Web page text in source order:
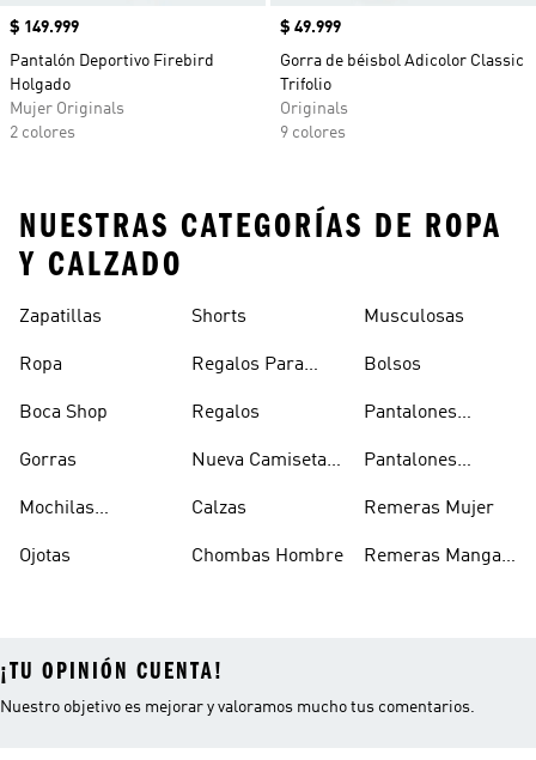
Precio
$ 149.999
Pantalón Deportivo Firebird
Holgado
Mujer Originals
2 colores
Precio
$ 49.999
Gorra de béisbol Adicolor Classic
Trifolio
Originals
9 colores
NUESTRAS CATEGORÍAS DE ROPA
Y CALZADO
Zapatillas
Ropa
Boca Shop
Gorras
Mochilas
Ojotas
Shorts
Regalos Para
Regalos
Nueva Camiseta
Calzas
Chombas Hombre
Musculosas
Bolsos
Pantalones
Hombre
Pantalones
Remeras Mujer
Remeras Manga
¡TU OPINIÓN CUENTA!
Nuestro objetivo es mejorar y valoramos mucho tus comentarios.